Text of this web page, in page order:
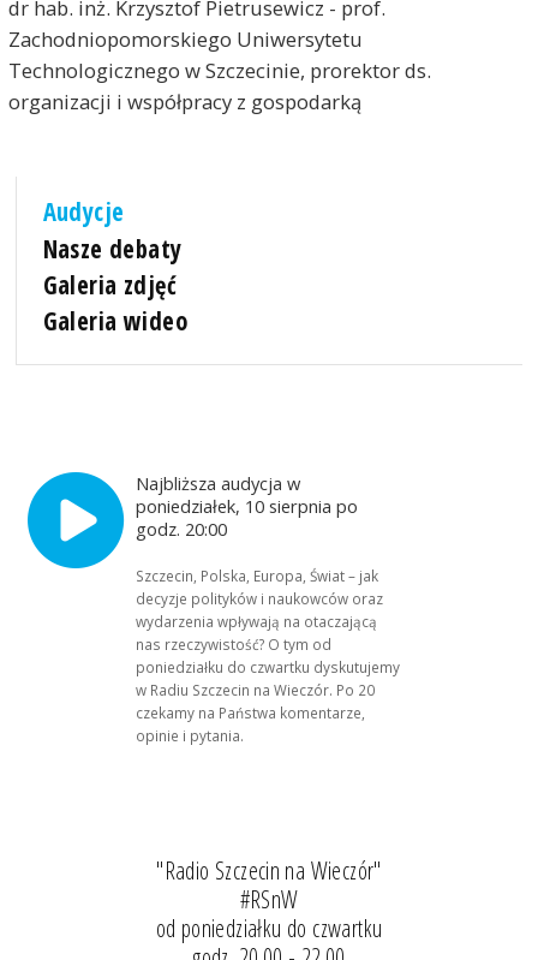
dr hab. inż. Krzysztof Pietrusewicz - prof.
Zachodniopomorskiego Uniwersytetu
Technologicznego w Szczecinie, prorektor ds.
organizacji i współpracy z gospodarką
Audycje
Nasze debaty
Galeria zdjęć
Galeria wideo
Najbliższa audycja w
poniedziałek, 10 sierpnia po
godz. 20:00
Szczecin, Polska, Europa, Świat – jak
decyzje polityków i naukowców oraz
wydarzenia wpływają na otaczającą
nas rzeczywistość? O tym od
poniedziałku do czwartku dyskutujemy
w Radiu Szczecin na Wieczór. Po 20
czekamy na Państwa komentarze,
opinie i pytania.
"Radio Szczecin na Wieczór"
#RSnW
od poniedziałku do czwartku